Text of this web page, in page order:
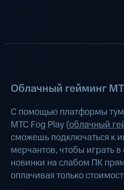
Облачный гейминг
С помощью платформы
МТС Fog Play (облачный
сможешь подключаться к
мерчантов, чтобы играть
новинки на слабом ПК
оплачивая только